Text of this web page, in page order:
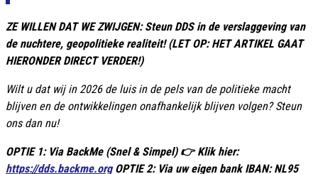
ZE WILLEN DAT WE ZWIJGEN: Steun DDS in de verslaggeving van
de nuchtere, geopolitieke realiteit! (LET OP: HET ARTIKEL GAAT
HIERONDER DIRECT VERDER!)
Wilt u dat wij in 2026 de luis in de pels van de politieke macht
blijven en de ontwikkelingen onafhankelijk blijven volgen? Steun
ons dan nu!
OPTIE 1: Via BackMe (Snel & Simpel) 👉 Klik hier:
https://dds.backme.orgOPTIE 2: Via uw eigen bank IBAN: NL95